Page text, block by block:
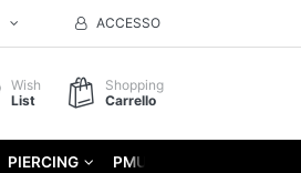
ACCESSO
Wish
List
Shopping
Carrello
PIERCING PMU